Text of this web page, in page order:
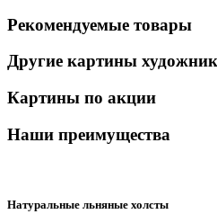
Рекомендуемые товары
Другие картины
Картины по акции
Наши преимущества
Натуральные льняные холсты